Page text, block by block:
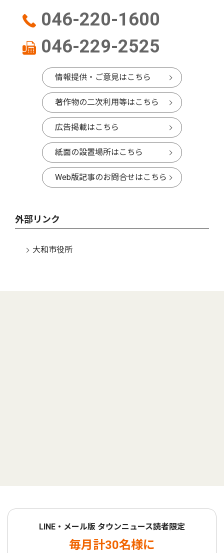
046-220-1600
046-229-2525
情報提供・ご意見はこちら
著作物の二次利用等はこちら
広告掲載はこちら
紙面の設置場所はこちら
Web版記事のお問合せはこちら
外部リンク
大和市役所
LINE・メール版 タウンニュース読者限定
毎月計30名様に